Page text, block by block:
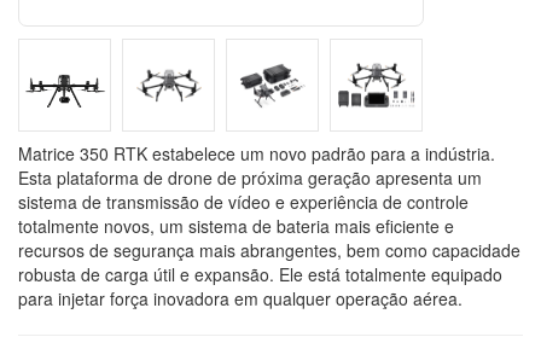
Matrice 350 RTK estabelece um novo padrão para a indústria.
Esta plataforma de drone de próxima geração apresenta um
sistema de transmissão de vídeo e experiência de controle
totalmente novos, um sistema de bateria mais eficiente e
recursos de segurança mais abrangentes, bem como capacidade
robusta de carga útil e expansão. Ele está totalmente equipado
para injetar força inovadora em qualquer operação aérea.